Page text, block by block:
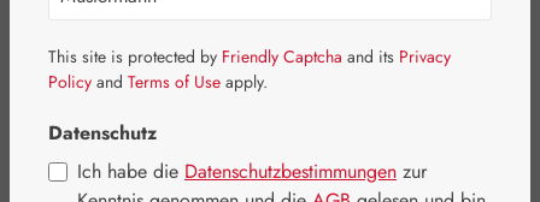
This site is protected by Friendly Captcha and its Privacy
Policy and Terms of Use apply.
Datenschutz
Ich habe die Datenschutzbestimmungen zur